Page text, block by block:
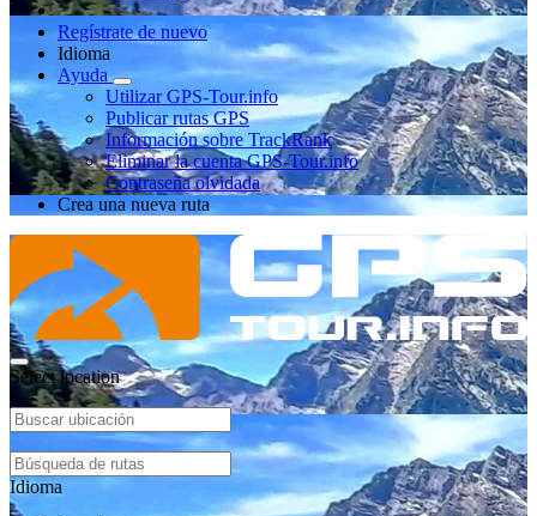
Regístrate de nuevo
Idioma
Ayuda
Utilizar GPS-Tour.info
Publicar rutas GPS
Información sobre TrackRank
Eliminar la cuenta GPS-Tour.info
Contraseña olvidada
Crea una nueva ruta
Select location
Idioma